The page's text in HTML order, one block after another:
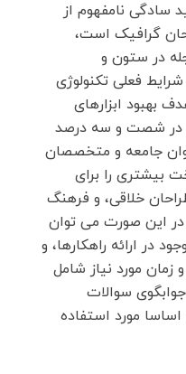
سادگی نامفهوم از
گرافیک است،
در ستون و
فعلی تکنولوژی
بهبود ابزارهای
در شصت و سه درصد
جامعه و متخصصان
بیشتری را برای
خلاقی، و فرهنگ
در این صورت می توان
در ارائه راهکارها، و
مورد نیاز شامل
سوالات
مورد استفاده